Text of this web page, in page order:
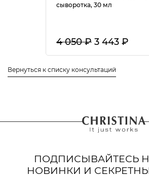
сыворотка, 30 мл
4 050 ₽ 3 443 ₽
Вернуться к списку консультаций
ПОДПИСЫВАЙТЕСЬ
НОВИНКИ И